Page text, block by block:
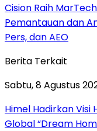
Cision Raih
Pemantauan dan
Pers, dan AEO
Berita Terkait
Sabtu, 8 Agustus
Himel Hadirkan
Global “Dream